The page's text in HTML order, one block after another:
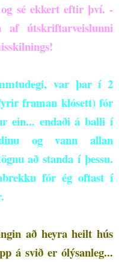
sé ekkert eftir því. -
útskriftarveislunni
var þar í 2
framan klósett) fór
ein... endaði á balli í
og vann allan
að standa í þessu.
fór ég oftast í
að heyra heilt hús
á svið er ólýsanleg...